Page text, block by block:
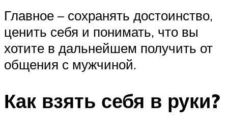
Главное – сохранять достоинство,
ценить себя и понимать, что вы
хотите в дальнейшем получить от
общения с мужчиной.
Как взять себя в руки?